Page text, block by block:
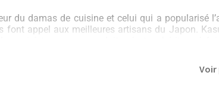
du damas de cuisine et celui qui a popularisé
font appel aux meilleures artisans du Japon.
Voir